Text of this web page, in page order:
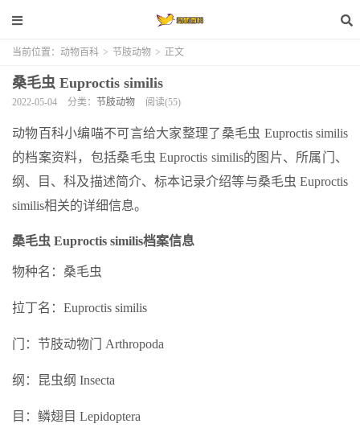
当前位置： 动物百科 > 节肢动物 > 正文
桑毛虫 Euproctis similis
2022-05-04 分类： 节肢动物 阅读(55)
动物百科小编喵不可言给大家整理了桑毛虫 Euproctis similis
的档案资料，包括桑毛虫 Euproctis similis的图片、所属门、
纲、目、科及描述简介、标本记录介绍等与桑毛虫 Euproctis
similis相关的详细信息。
桑毛虫 Euproctis similis档案信息
物种名：桑毛虫
拉丁名：Euproctis similis
门：节肢动物门 Arthropoda
纲：昆虫纲 Insecta
目：鳞翅目 Lepidoptera